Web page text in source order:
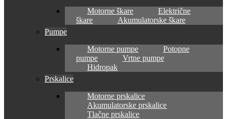
Motorne škare
Električne
škare
Akumulatorske škare
Pumpe
Motorne pumpe
Potopne
pumpe
Vrtne pumpe
Hidropak
Prskalice
Motorne prskalice
Akumulatorske prskalice
Tlačne prskalice